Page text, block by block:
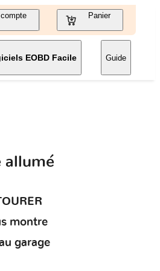
Panier
EOBD Facile Guide
allumé
montre
garage